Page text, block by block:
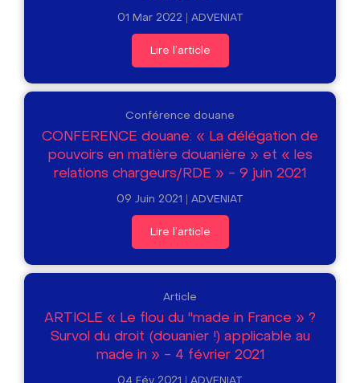
01 Mar 2022 ADVENIAT
Lire l'article
Conférence douane
CONFERENCE douane: « La délégation de
pouvoirs en matière douanière » et « les
relations chargeurs/RDE » - 9 juin 2021
09 Juin 2021 ADVENIAT
Lire l'article
Article
ARTICLE « Le flou du "made in France » ?
Survol du droit (douanier !) applicable au
made in » - 4 février 2021
04 Fév 2021 ADVENIAT